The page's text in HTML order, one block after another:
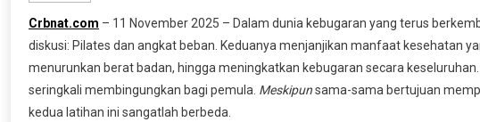
Crbnat.com – 11 November 2025 – Dalam dunia kebugaran yang terus
diskusi: Pilates dan angkat beban. Keduanya menjanjikan manfaat kesehatan
menurunkan berat badan, hingga meningkatkan kebugaran secara keseluruhan.
seringkali membingungkan bagi pemula. Meskipunsama-sama bertujuan
kedua latihan ini sangatlah berbeda.